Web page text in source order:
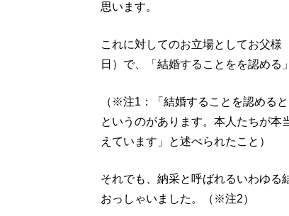
思います。
これに対してのお立場としてお父
日）で、「結婚することをを認める
（※注1：「結婚することを認める
というのがあります。本人たちが
えています」と述べられたこと）
それでも、納采と呼ばれるいわゆる
おっしゃいました。（※注2）